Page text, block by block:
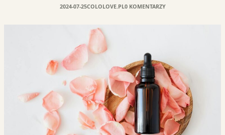
2024-07-25COLOLOVE.PL0 KOMENTARZY